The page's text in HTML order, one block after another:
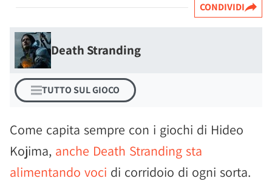
CONDIVIDI
Death Stranding
TUTTO SUL GIOCO
Come capita sempre con i giochi di Hideo
Kojima, anche Death Stranding sta
alimentando voci di corridoio di ogni sorta.